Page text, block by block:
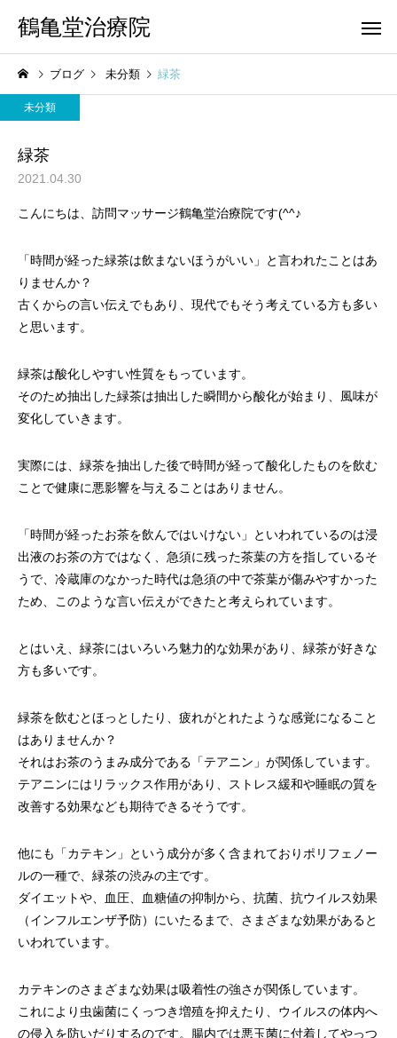
鶴亀堂治療院
ブログ 未分類 緑茶
未分類
緑茶
2021.04.30
こんにちは、訪問マッサージ鶴亀堂治療院です(^^♪
「時間が経った緑茶は飲まないほうがいい」と言われたことはあ
りませんか？
古くからの言い伝えでもあり、現代でもそう考えている方も多い
と思います。
緑茶は酸化しやすい性質をもっています。
そのため抽出した緑茶は抽出した瞬間から酸化が始まり、風味が
変化していきます。
実際には、緑茶を抽出した後で時間が経って酸化したものを飲む
ことで健康に悪影響を与えることはありません。
「時間が経ったお茶を飲んではいけない」といわれているのは浸
出液のお茶の方ではなく、急須に残った茶葉の方を指しているそ
うで、冷蔵庫のなかった時代は急須の中で茶葉が傷みやすかった
ため、このような言い伝えができたと考えられています。
とはいえ、緑茶にはいろいろ魅力的な効果があり、緑茶が好きな
方も多いです。
緑茶を飲むとほっとしたり、疲れがとれたような感覚になること
はありませんか？
それはお茶のうまみ成分である「テアニン」が関係しています。
テアニンにはリラックス作用があり、ストレス緩和や睡眠の質を
改善する効果なども期待できるそうです。
他にも「カテキン」という成分が多く含まれておりポリフェノー
ルの一種で、緑茶の渋みの主です。
ダイエットや、血圧、血糖値の抑制から、抗菌、抗ウイルス効果
（インフルエンザ予防）にいたるまで、さまざまな効果があると
いわれています。
カテキンのさまざまな効果は吸着性の強さが関係しています。
これにより虫歯菌にくっつき増殖を抑えたり、ウイルスの体内へ
の侵入を防いだりするのです。腸内では悪玉菌に付着してやっつ